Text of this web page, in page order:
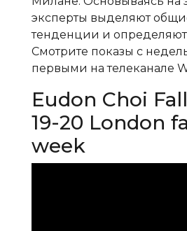
эксперты выделяют
тенденции и
Смотрите показы с
первыми на телеканале
Eudon Choi
19-20 London
week